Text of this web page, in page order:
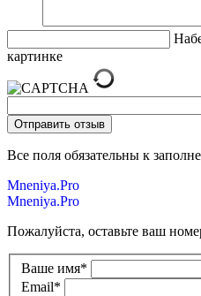
картинке
Все поля обязательны к
Mneniya.Pro
Mneniya.Pro
Пожалуйста, оставьте ваш
Ваше имя*
Email*